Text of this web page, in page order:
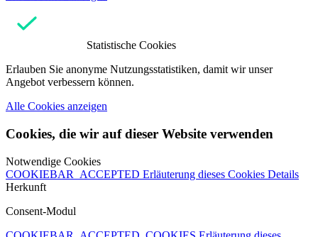
Statistische Cookies
Erlauben Sie anonyme Nutzungsstatistiken, damit wir unser
Angebot verbessern können.
Alle Cookies anzeigen
Cookies, die wir auf dieser Website verwenden
Notwendige Cookies
COOKIEBAR_ACCEPTED Erläuterung dieses Cookies Details
Herkunft
Consent-Modul